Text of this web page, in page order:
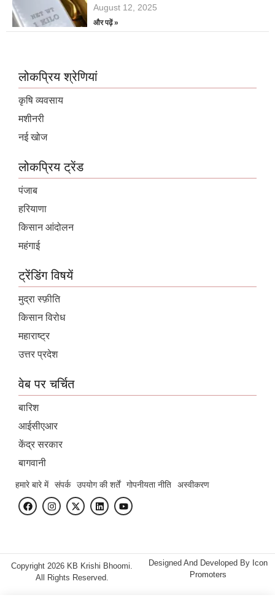
August 12, 2025
और पढ़ें »
लोकप्रिय श्रेणियां
कृषि व्यवसाय
मशीनरी
नई खोज
लोकप्रिय ट्रेंड
पंजाब
हरियाणा
किसान आंदोलन
महंगाई
ट्रेंडिंग विषयें
मुद्रा स्फ़ीति
किसान विरोध
महाराष्ट्र
उत्तर प्रदेश
वेब पर चर्चित
बारिश
आईसीएआर
केंद्र सरकार
बागवानी
हमारे बारे में संपर्क उपयोग की शर्तें गोपनीयता नीति अस्वीकरण
Copyright 2026 KB Krishi Bhoomi.
All Rights Reserved.
Designed And Developed By Icon
Promoters